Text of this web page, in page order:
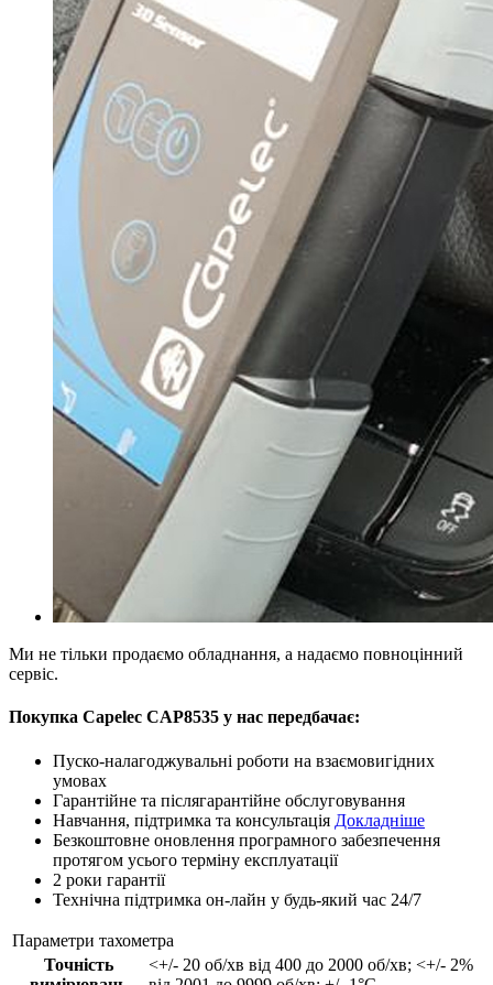
Ми не тільки продаємо обладнання, а надаємо повноцінний
сервіс.
Покупка Capelec CAP8535 у нас передбачає:
Пуско-налагоджувальні роботи на взаємовигідних
умовах
Гарантійне та післягарантійне обслуговування
Навчання, підтримка та консультація Докладніше
Безкоштовне оновлення програмного забезпечення
протягом усього терміну експлуатації
2 роки гарантії
Технічна підтримка он-лайн у будь-який час 24/7
Параметри тахометра
Точність
<+/- 20 об/хв від 400 до 2000 об/хв; <+/- 2%